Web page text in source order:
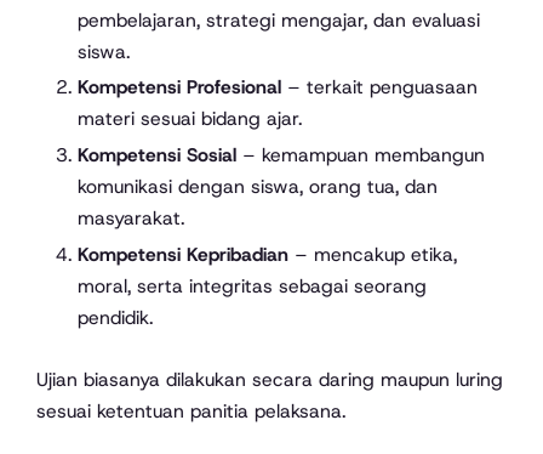
pembelajaran, strategi mengajar, dan evaluasi
siswa.
Kompetensi Profesional– terkait penguasaan
materi sesuai bidang ajar.
Kompetensi Sosial– kemampuan membangun
komunikasi dengan siswa, orang tua, dan
masyarakat.
Kompetensi Kepribadian– mencakup etika,
moral, serta integritas sebagai seorang
pendidik.
Ujian biasanya dilakukan secara daring maupun luring
sesuai ketentuan panitia pelaksana.